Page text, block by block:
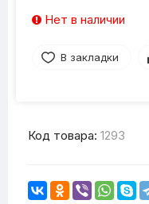
Нет в наличии
В закладки
Код товара: 1293